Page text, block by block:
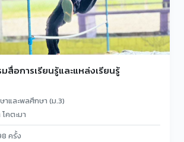
สื่อการเรียนรู้และแหล่งเรียนรู้
าและพลศึกษา (ม.3)
คตะมา
ครั้ง